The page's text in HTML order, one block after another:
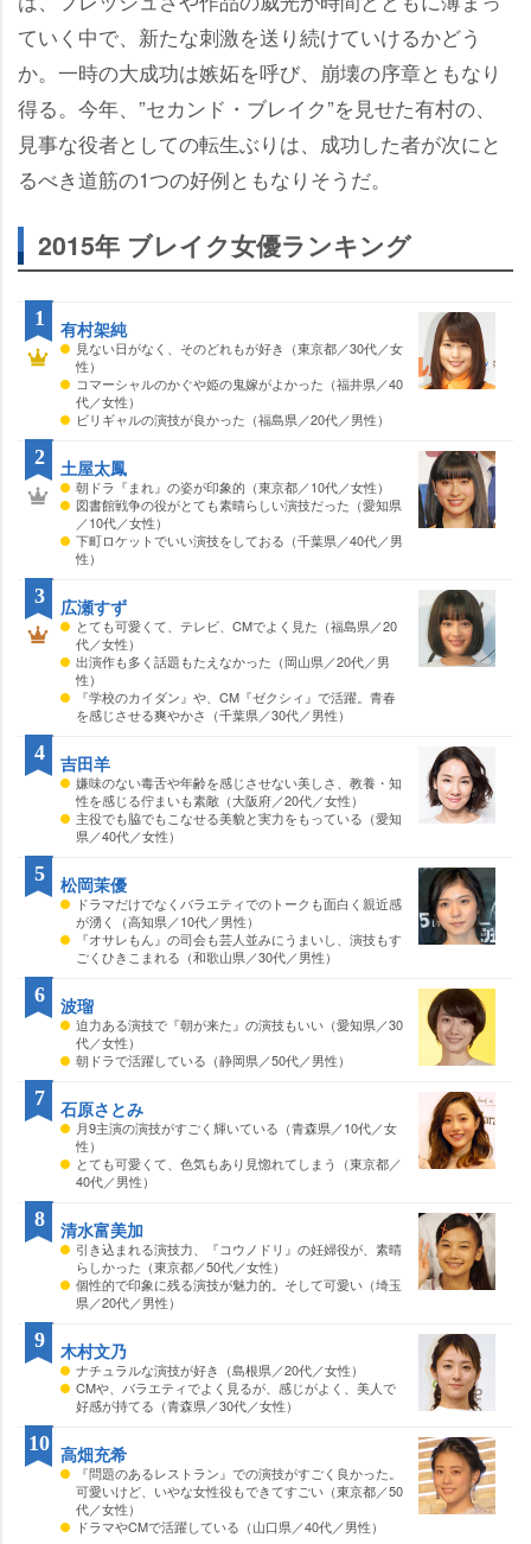
ていく中で、新たな刺激を送り続けていけるかどう
か。一時の大成功は嫉妬を呼び、崩壊の序章ともなり
得る。今年、”セカンド・ブレイク”を見せた有村の、
見事な役者としての転生ぶりは、成功した者が次にと
るべき道筋の1つの好例ともなりそうだ。
2015年 ブレイク女優ランキング
有村架純
見ない日がなく、そのどれもが好き（東京都／30代／女
性）
コマーシャルのかぐや姫の鬼嫁がよかった（福井県／40
代／女性）
ビリギャルの演技が良かった（福島県／20代／男性）
1
土屋太鳳
朝ドラ『まれ』の姿が印象的（東京都／10代／女性）
図書館戦争の役がとても素晴らしい演技だった（愛知県
／10代／女性）
下町ロケットでいい演技をしておる（千葉県／40代／男
性）
2
広瀬すず
とても可愛くて、テレビ、CMでよく見た（福島県／20
代／女性）
出演作も多く話題もたえなかった（岡山県／20代／男
性）
『学校のカイダン』や、CM『ゼクシィ』で活躍。青春
を感じさせる爽やかさ（千葉県／30代／男性）
3
吉田羊
嫌味のない毒舌や年齢を感じさせない美しさ、教養・知
性を感じる佇まいも素敵（大阪府／20代／女性）
主役でも脇でもこなせる美貌と実力をもっている（愛知
県／40代／女性）
4
松岡茉優
ドラマだけでなくバラエティでのトークも面白く親近感
が湧く（高知県／10代／男性）
『オサレもん』の司会も芸人並みにうまいし、演技もす
ごくひきこまれる（和歌山県／30代／男性）
5
波瑠
迫力ある演技で『朝が来た』の演技もいい（愛知県／30
代／女性）
朝ドラで活躍している（静岡県／50代／男性）
6
石原さとみ
月9主演の演技がすごく輝いている（青森県／10代／女
性）
とても可愛くて、色気もあり見惚れてしまう（東京都／
40代／男性）
7
清水富美加
引き込まれる演技力、『コウノドリ』の妊婦役が、素晴
らしかった（東京都／50代／女性）
個性的で印象に残る演技が魅力的。そして可愛い（埼玉
県／20代／男性）
8
木村文乃
ナチュラルな演技が好き（島根県／20代／女性）
CMや、バラエティでよく見るが、感じがよく、美人で
好感が持てる（青森県／30代／女性）
9
高畑充希
『問題のあるレストラン』での演技がすごく良かった。
可愛いけど、いやな女性役もできてすごい（東京都／50
代／女性）
ドラマやCMで活躍している（山口県／40代／男性）
10